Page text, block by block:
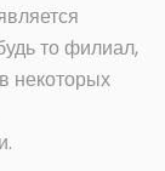
то филиал,
некоторых